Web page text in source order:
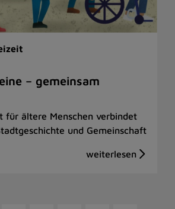
– gemeinsam
für ältere Menschen verbindet
und Gemeinschaft